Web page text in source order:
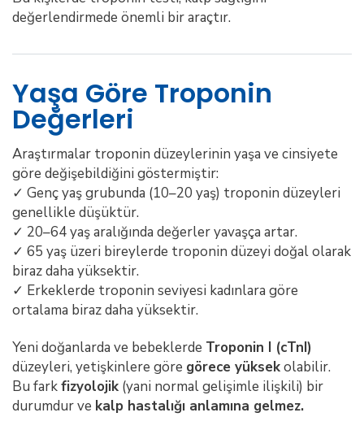
değerlendirmede önemli bir araçtır.
Yaşa Göre Troponin
Değerleri
Araştırmalar troponin düzeylerinin yaşa ve cinsiyete
göre değişebildiğini göstermiştir:
✓ Genç yaş grubunda (10–20 yaş) troponin düzeyleri
genellikle düşüktür.
✓ 20–64 yaş aralığında değerler yavaşça artar.
✓ 65 yaş üzeri bireylerde troponin düzeyi doğal olarak
biraz daha yüksektir.
✓ Erkeklerde troponin seviyesi kadınlara göre
ortalama biraz daha yüksektir.
Yeni doğanlarda ve bebeklerde Troponin I (cTnI)
düzeyleri, yetişkinlere göre görece yüksekolabilir.
Bu farkfizyolojik (yani normal gelişimle ilişkili) bir
durumdur ve kalp hastalığı anlamına gelmez.